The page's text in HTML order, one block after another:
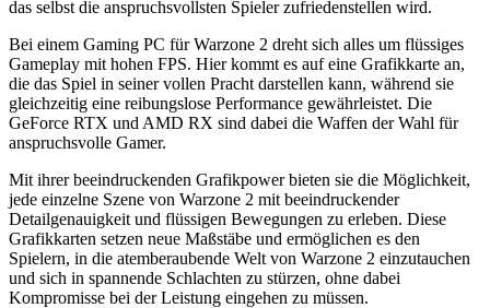
das selbst die anspruchsvollsten Spieler zufriedenstellen wird.
Bei einem Gaming PC für Warzone 2 dreht sich alles um flüssiges
Gameplay mit hohen FPS. Hier kommt es auf eine Grafikkarte an,
die das Spiel in seiner vollen Pracht darstellen kann, während sie
gleichzeitig eine reibungslose Performance gewährleistet. Die
GeForce RTX und AMD RX sind dabei die Waffen der Wahl für
anspruchsvolle Gamer.
Mit ihrer beeindruckenden Grafikpower bieten sie die Möglichkeit,
jede einzelne Szene von Warzone 2 mit beeindruckender
Detailgenauigkeit und flüssigen Bewegungen zu erleben. Diese
Grafikkarten setzen neue Maßstäbe und ermöglichen es den
Spielern, in die atemberaubende Welt von Warzone 2 einzutauchen
und sich in spannende Schlachten zu stürzen, ohne dabei
Kompromisse bei der Leistung eingehen zu müssen.